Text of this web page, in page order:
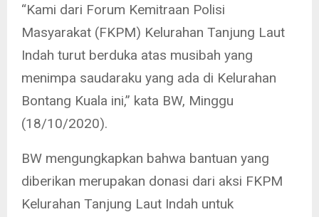
“Kami dari Forum Kemitraan Polisi
Masyarakat (FKPM) Kelurahan Tanjung Laut
Indah turut berduka atas musibah yang
menimpa saudaraku yang ada di Kelurahan
Bontang Kuala ini,” kata BW, Minggu
(18/10/2020).
BW mengungkapkan bahwa bantuan yang
diberikan merupakan donasi dari aksi FKPM
Kelurahan Tanjung Laut Indah untuk